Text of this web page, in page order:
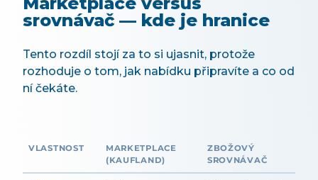
srovnávač — kde je hranice
Tento rozdíl stojí za to si ujasnit, protože
rozhoduje o tom, jak nabídku připravíte a co od
ní čekáte.
VLASTNOST
MARKETPLACE
(KAUFLAND)
ZBOŽOVÝ
SROVNÁVAČ